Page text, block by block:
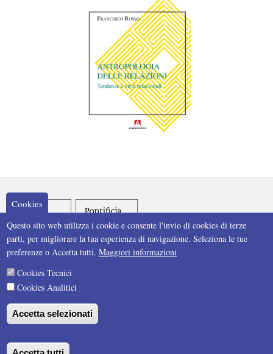
Cookies
Questo sito web utilizza i cookie e consente l'invio di cookies di terze
parti, per migliorare la tua esperienza di navigazione. Seleziona le tue
preferenze o Accetta tutti. Maggiori informazioni
Cookies Tecnici
Cookies Analitici
Accetta selezionati